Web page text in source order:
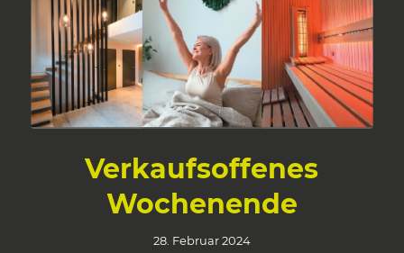
Verkaufsoffenes
Wochenende
28. Februar 2024